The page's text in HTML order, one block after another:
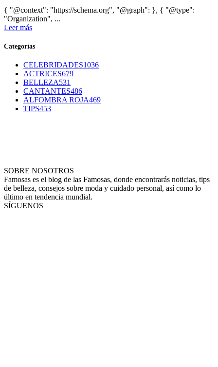
{ "@context": "https://schema.org", "@graph": }, { "@type":
"Organization", ...
Leer más
Categorías
CELEBRIDADES1036
ACTRICES679
BELLEZA531
CANTANTES486
ALFOMBRA ROJA469
TIPS453
SOBRE NOSOTROS
Famosas es el blog de las Famosas, donde encontrarás noticias, tips
de belleza, consejos sobre moda y cuidado personal, así como lo
último en tendencia mundial.
SÍGUENOS